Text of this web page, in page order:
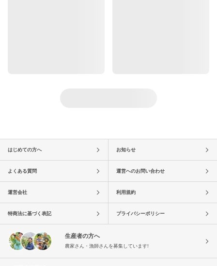
はじめての方へ お知らせ
よくある質問 運営へのお問い合わせ
運営会社 利用規約
特商法に基づく表記 プライバシーポリシー
生産者の方へ
農家さん・漁師さんを募集しています!